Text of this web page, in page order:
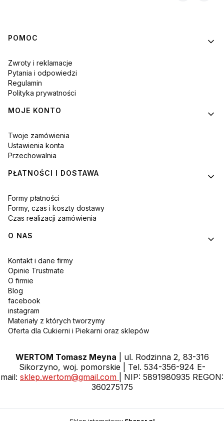
Linki w stopce
POMOC
Zwroty i reklamacje
Pytania i odpowiedzi
Regulamin
Polityka prywatności
MOJE KONTO
Twoje zamówienia
Ustawienia konta
Przechowalnia
PŁATNOŚCI I DOSTAWA
Formy płatności
Formy, czas i koszty dostawy
Czas realizacji zamówienia
O NAS
Kontakt i dane firmy
Opinie Trustmate
O firmie
Blog
facebook
instagram
Materiały z których tworzymy
Oferta dla Cukierni i Piekarni oraz sklepów
WERTOM Tomasz Meyna | ul. Rodzinna 2, 83-316
Sikorzyno, woj. pomorskie | Tel. 534-356-924 E-
mail: sklep.wertom@gmail.com
| NIP: 5891980935 REGON:
360275175